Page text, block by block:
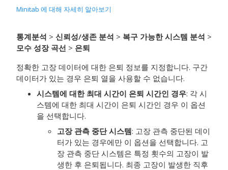
Minitab 에 대해 자세히 알아보기
통계분석 > 신뢰성/생존 분석 > 복구 가능한 시스템 분석 >
모수 성장 곡선 > 은퇴
정확한 고장 데이터에 대한 은퇴 정보를 지정합니다. 구간
데이터가 있는 경우 은퇴 열을 사용할 수 없습니다.
시스템에 대한 최대 시간이 은퇴 시간인 경우: 각 시
스템에 대한 최대 시간이 은퇴 시간인 경우 이 옵션
을 선택합니다.
고장 관측 중단 시스템: 고장 관측 중단된 데이
터가 있는 경우에만 이 옵션을 선택합니다. 고
장 관측 중단 시스템은 특정 횟수의 고장이 발
생한 후 은퇴됩니다. 최종 고장이 발생한 직후